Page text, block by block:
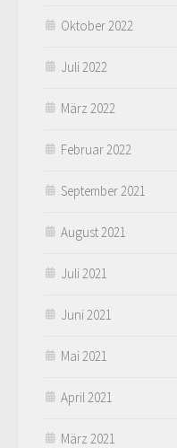
Oktober 2022
Juli 2022
März 2022
Februar 2022
September 2021
August 2021
Juli 2021
Juni 2021
Mai 2021
April 2021
März 2021